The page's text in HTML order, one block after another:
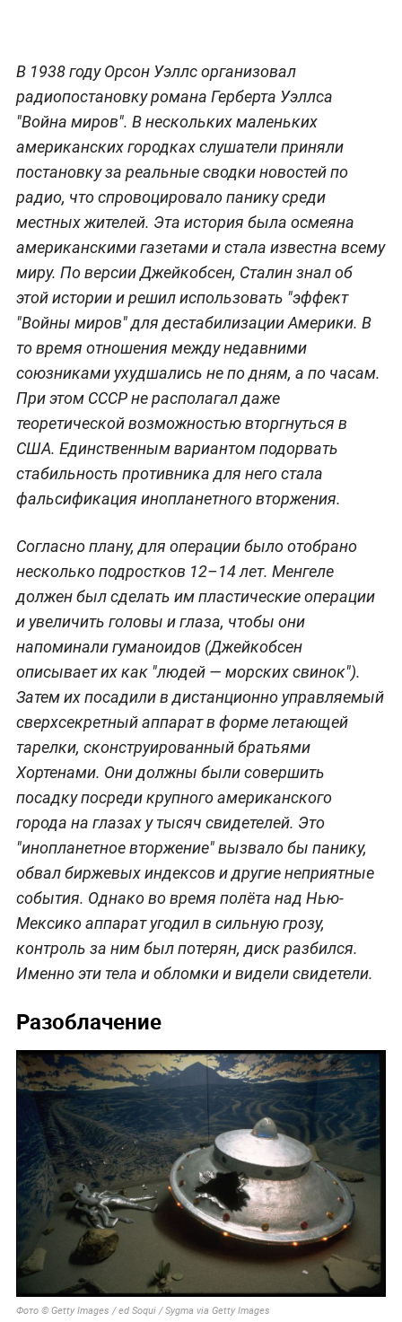
В 1938 году Орсон Уэллс организовал
радиопостановку романа Герберта Уэллса
"Война миров". В нескольких маленьких
американских городках слушатели приняли
постановку за реальные сводки новостей по
радио, что спровоцировало панику среди
местных жителей. Эта история была осмеяна
американскими газетами и стала известна всему
миру. По версии Джейкобсен, Сталин знал об
этой истории и решил использовать "эффект
"Войны миров" для дестабилизации Америки. В
то время отношения между недавними
союзниками ухудшались не по дням, а по часам.
При этом СССР не располагал даже
теоретической возможностью вторгнуться в
США. Единственным вариантом подорвать
стабильность противника для него стала
фальсификация инопланетного вторжения.
Согласно плану, для операции было отобрано
несколько подростков 12–14 лет. Менгеле
должен был сделать им пластические операции
и увеличить головы и глаза, чтобы они
напоминали гуманоидов (Джейкобсен
описывает их как "людей — морских свинок").
Затем их посадили в дистанционно управляемый
сверхсекретный аппарат в форме летающей
тарелки, сконструированный братьями
Хортенами. Они должны были совершить
посадку посреди крупного американского
города на глазах у тысяч свидетелей. Это
"инопланетное вторжение" вызвало бы панику,
обвал биржевых индексов и другие неприятные
события. Однако во время полёта над Нью-
Мексико аппарат угодил в сильную грозу,
контроль за ним был потерян, диск разбился.
Именно эти тела и обломки и видели свидетели.
Разоблачение
Фото © Getty Images / ed Soqui / Sygma via Getty Images